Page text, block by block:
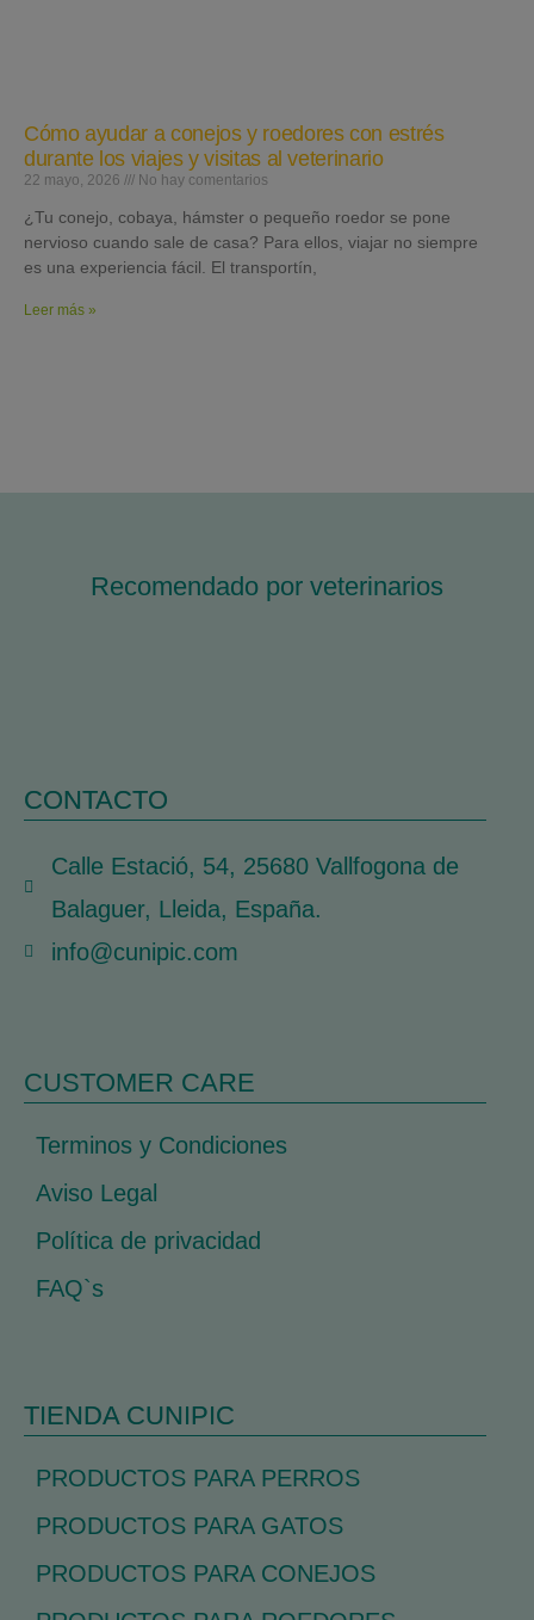
Cómo ayudar a conejos y roedores con estrés
durante los viajes y visitas al veterinario
22 mayo, 2026 No hay comentarios
¿Tu conejo, cobaya, hámster o pequeño roedor se pone
nervioso cuando sale de casa? Para ellos, viajar no siempre
es una experiencia fácil. El transportín,
Leer más »
Recomendado por veterinarios
CONTACTO
Calle Estació, 54, 25680 Vallfogona de
Balaguer, Lleida, España.
info@cunipic.com
CUSTOMER CARE
Terminos y Condiciones
Aviso Legal
Política de privacidad
FAQ`s
TIENDA CUNIPIC
PRODUCTOS PARA PERROS
PRODUCTOS PARA GATOS
PRODUCTOS PARA CONEJOS